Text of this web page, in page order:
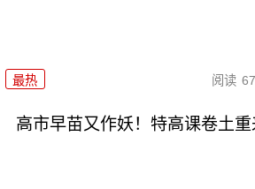
最热 阅读
高市早苗又作妖！特高课卷土